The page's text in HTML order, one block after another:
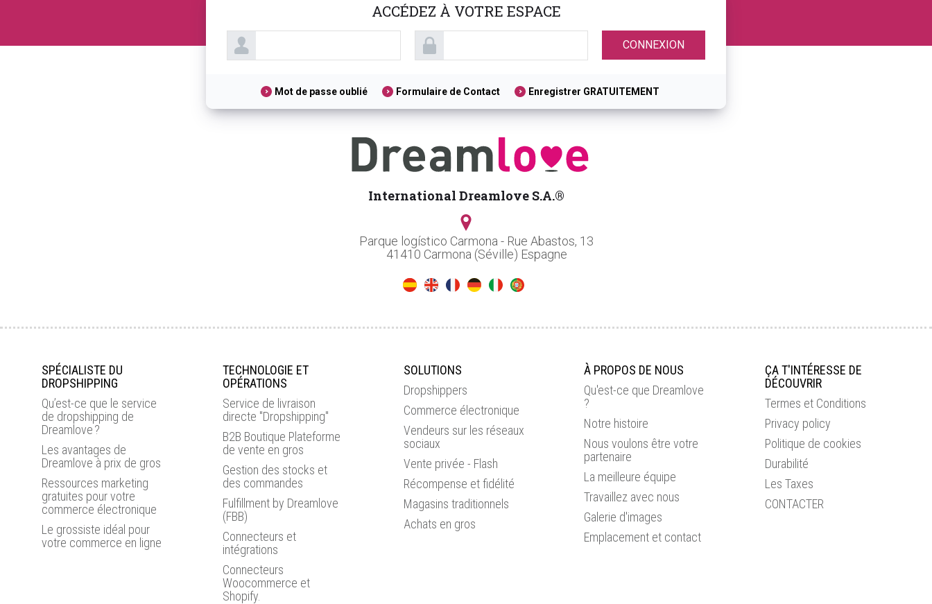
ACCÉDEZ À VOTRE ESPACE
Mot de passe oublié Formulaire de Contact Enregistrer GRATUITEMENT
International Dreamlove S.A.®
Parque logístico Carmona - Rue Abastos, 13
41410 Carmona (Séville) Espagne
SPÉCIALISTE DU
DROPSHIPPING
Qu’est-ce que le service
de dropshipping de
Dreamlove ?
Les avantages de
Dreamlove à prix de gros
Ressources marketing
gratuites pour votre
commerce électronique
Le grossiste idéal pour
votre commerce en ligne
TECHNOLOGIE ET
OPÉRATIONS
Service de livraison
directe "Dropshipping"
B2B Boutique Plateforme
de vente en gros
Gestion des stocks et
des commandes
Fulfillment by Dreamlove
(FBB)
Connecteurs et
intégrations
Connecteurs
Woocommerce et
Shopify.
SOLUTIONS
Dropshippers
Commerce électronique
Vendeurs sur les réseaux
sociaux
Vente privée - Flash
Récompense et fidélité
Magasins traditionnels
Achats en gros
À PROPOS DE NOUS
Qu'est-ce que Dreamlove
?
Notre histoire
Nous voulons être votre
partenaire
La meilleure équipe
Travaillez avec nous
Galerie d'images
Emplacement et contact
ÇA T'INTÉRESSE DE
DÉCOUVRIR
Termes et Conditions
Privacy policy
Politique de cookies
Durabilité
Les Taxes
CONTACTER